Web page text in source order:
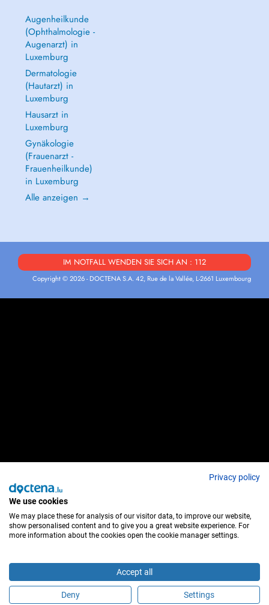
Buchen Sie einen Termin
Augenheilkunde
(Ophthalmologie -
Augenarzt) in
Luxemburg
Dermatologie
(Hautarzt) in
Luxemburg
Hausarzt in
Luxemburg
Gynäkologie
(Frauenarzt -
Frauenheilkunde)
in Luxemburg
Alle anzeigen →
IM NOTFALL WENDEN SIE SICH AN : 112
Copyright © 2026 - DOCTENA S.A. 42, Rue de la Vallée, L-2661 Luxembourg
Privacy policy
We use cookies
We may place these for analysis of our visitor data, to improve our website,
show personalised content and to give you a great website experience. For
more information about the cookies open the cookie manager settings.
Accept all
Deny Settings